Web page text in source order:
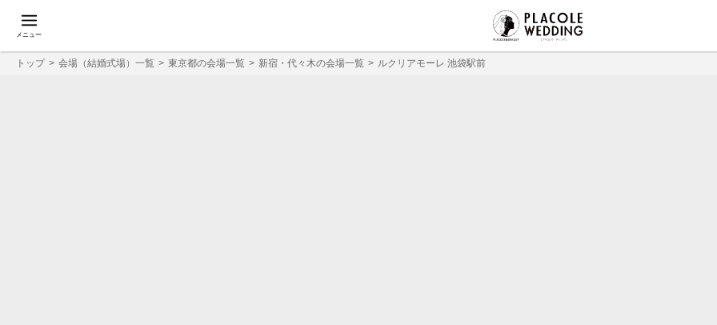
メニュー
トップ 会場（結婚式場）一覧 東京都の会場一覧 新宿・代々木の会場一覧 ルクリアモーレ 池袋駅前